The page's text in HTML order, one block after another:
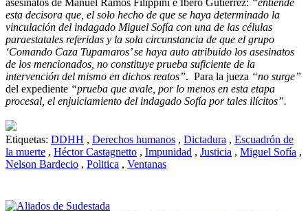
esta decisora que, el solo hecho de que se haya determinado la
vinculación del indagado Miguel Sofía con una de las células
paraestatales referidas y la sola circunstancia de que el grupo
‘Comando Caza Tupamaros’ se haya auto atribuido los asesinatos
de los mencionados, no constituye prueba suficiente de la
intervención del mismo en dichos reatos”. Para la jueza “no surge”
del expediente “prueba que avale, por lo menos en esta etapa
procesal, el enjuiciamiento del indagado Sofía por tales ilícitos”.
Etiquetas: DDHH , Derechos humanos , Dictadura , Escuadrón de
la muerte , Héctor Castagnetto , Impunidad , Justicia , Miguel Sofía ,
Nelson Bardecio , Politica , Ventanas